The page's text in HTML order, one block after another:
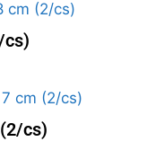
cs)
cs)